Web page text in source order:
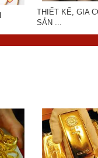
THIẾT KẾ, GIA
SẢN ...